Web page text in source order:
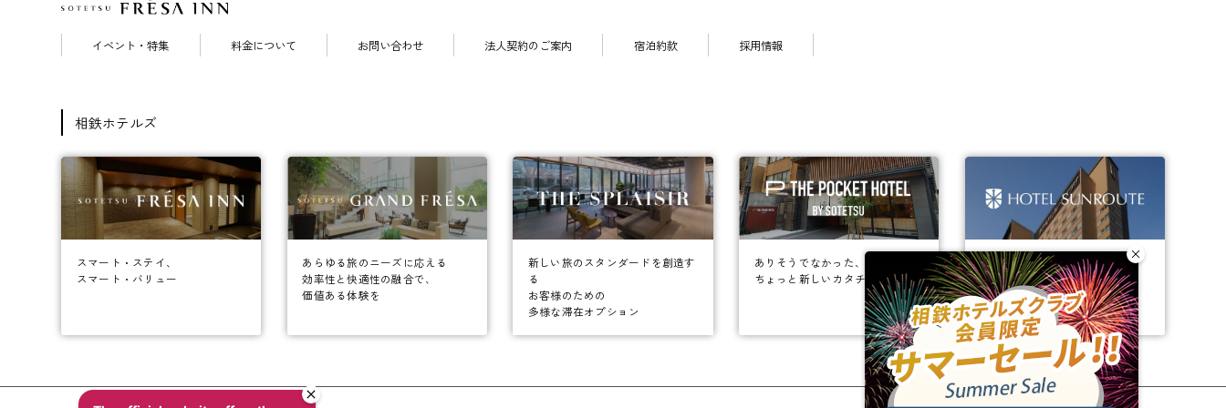
イベント・特集 料金について お問い合わせ 法人契約のご案内 宿泊約款 採用情報
相鉄ホテルズ
スマート・ステイ、
スマート・バリュー
あらゆる旅のニーズに応える
効率性と快適性の融合で、
価値ある体験を
新しい旅のスタンダードを創造す
る
お客様のための
多様な滞在オプション
ありそうでなかった、
ちょっと新しいカタチ。
ビジネスからレジャーまで、
幅広く選ばれるホテルへ。